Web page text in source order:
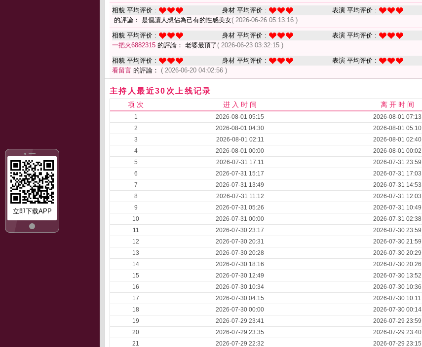
立即下载APP
相貌 平均评价 : 身材 平均评价 : 表演 平均评价 :
的評論： 是個讓人想佔為己有的性感美女( 2026-06-26 05:13:16 )
相貌 平均评价 : 身材 平均评价 : 表演 平均评价 :
一把火6882315 的評論： 老婆最頂了 ( 2026-06-23 03:32:15 )
相貌 平均评价 : 身材 平均评价 : 表演 平均评价 :
看留言 的評論： ( 2026-06-20 04:02:56 )
主持人最近30次上线记录
项 次 进 入 时 间 离 开 时 间
1 2026-08-01 05:15 2026-08-01 07:13
2
2026-08-01 04:30 2026-08-01 05:10
3
2026-08-01 02:11 2026-08-01 02:40
4
2026-08-01 00:00 2026-08-01 00:02
5
2026-07-31 17:11 2026-07-31 23:59
6
2026-07-31 15:17 2026-07-31 17:03
7
2026-07-31 13:49 2026-07-31 14:53
8
2026-07-31 11:12 2026-07-31 12:03
9
2026-07-31 05:26 2026-07-31 10:49
10
2026-07-31 00:00 2026-07-31 02:38
11
2026-07-30 23:17 2026-07-30 23:59
12
2026-07-30 20:31 2026-07-30 21:59
13
2026-07-30 20:28 2026-07-30 20:29
14
2026-07-30 18:16 2026-07-30 20:26
15
2026-07-30 12:49 2026-07-30 13:52
16
2026-07-30 10:34 2026-07-30 10:36
17
2026-07-30 04:15 2026-07-30 10:11
18
2026-07-30 00:00 2026-07-30 00:14
19
2026-07-29 23:41 2026-07-29 23:59
20
2026-07-29 23:35 2026-07-29 23:40
21
2026-07-29 22:32 2026-07-29 23:15